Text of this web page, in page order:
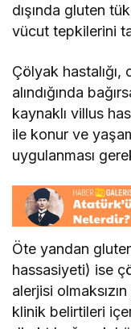
dışında gluten
vücut tepkilerini
Çölyak hastalığı,
alındığında
kaynaklı villus
ile konur ve
uygulanması
Öte yandan
hassasiyeti) ise
alerjisi
klinik belirtileri